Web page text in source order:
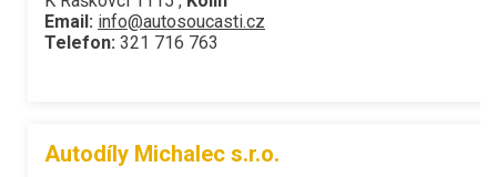
Email: info@autosoucasti.cz
Telefon: 321 716 763
Autodíly Michalec s.r.o.